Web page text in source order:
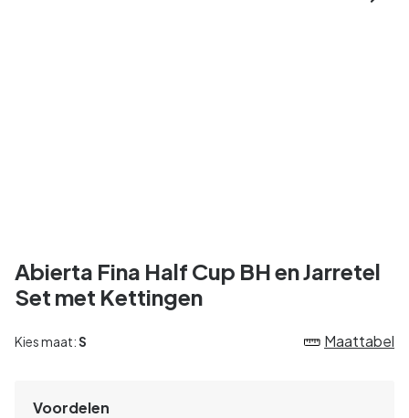
Abierta Fina Half Cup BH en Jarretel
Set met Kettingen
Kies maat:S Maattabel
Voordelen